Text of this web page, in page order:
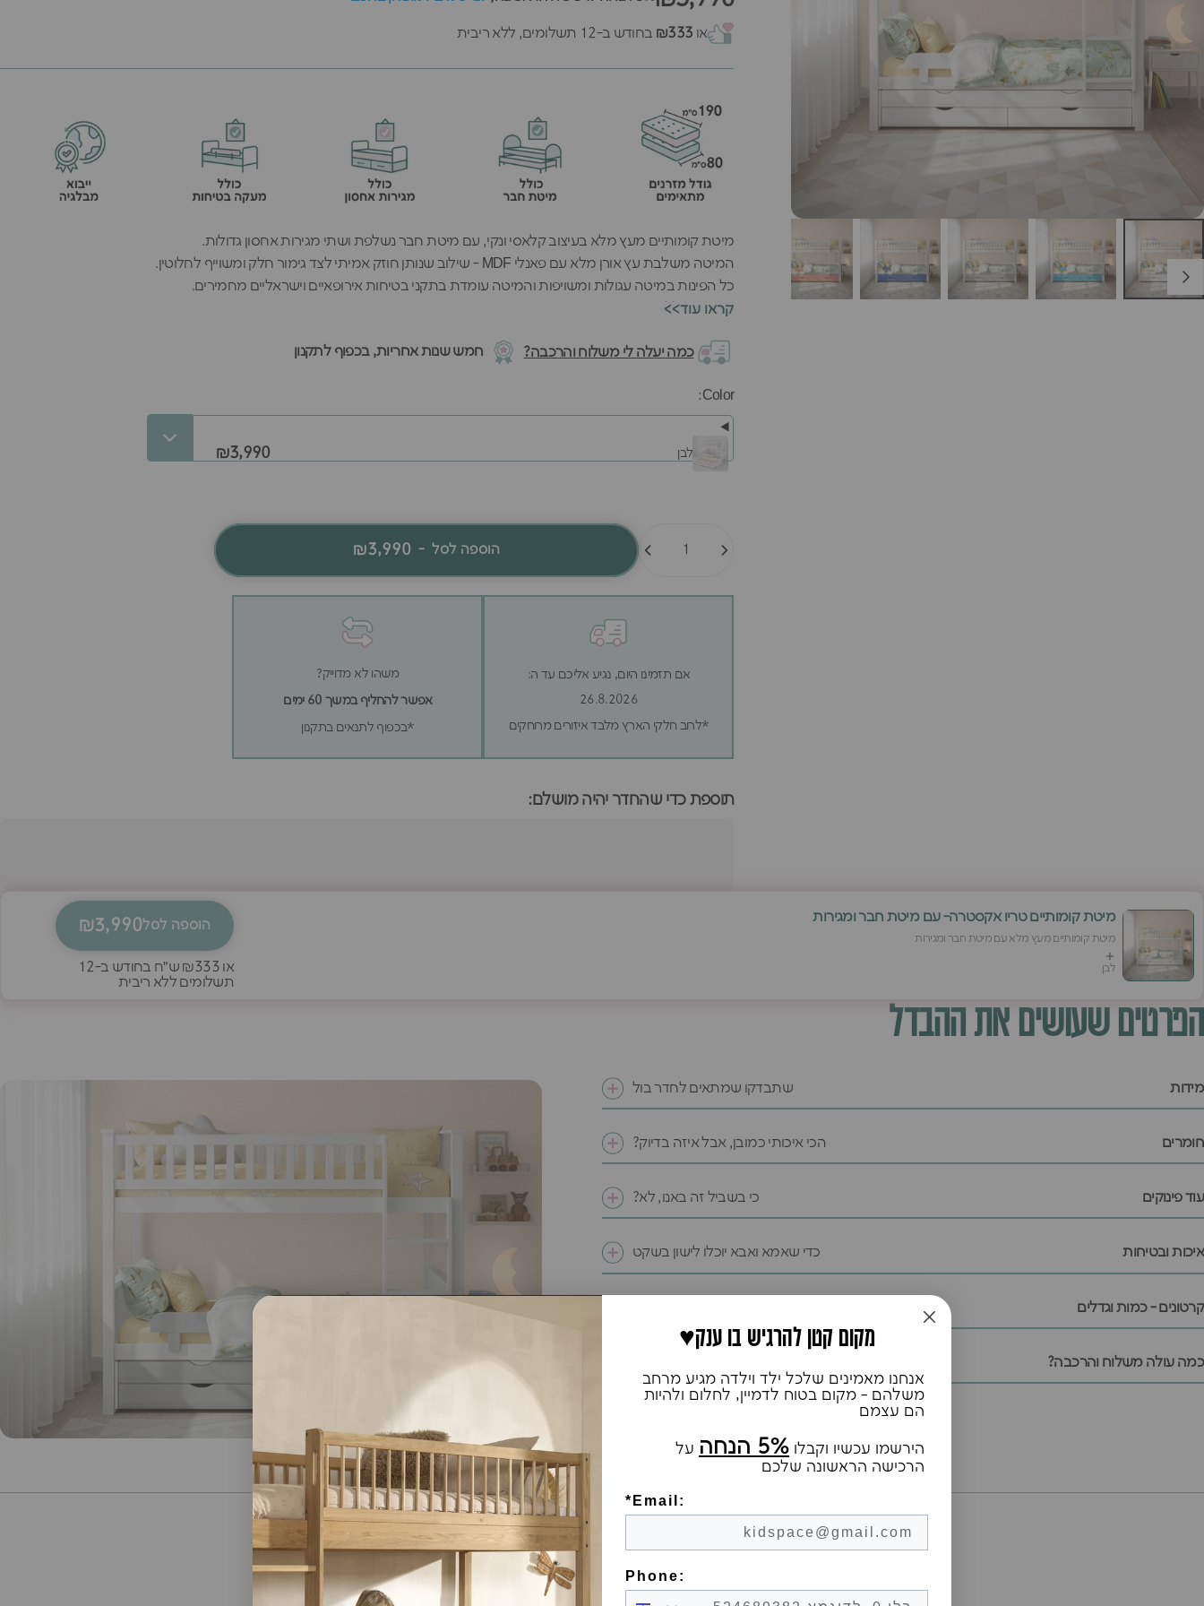
או ₪333 בחודש ב-12 תשלומים, ללא ריבית
מיטת קומותיים מעץ מלא בעיצוב קלאסי ונקי, עם מיטת חבר נשלפת ושתי מגירות אחסון גדולות.
המיטה משלבת עץ אורן מלא עם פאנלי MDF - שילוב שנותן חוזק אמיתי לצד גימור חלק ומשוייף לחלוטין.
כל הפינות במיטה עגולות ומשויפות והמיטה עומדת בתקני בטיחות אירופאיים וישראליים מחמירים.
המיטה כוללת:
המיטה זמינה ב-8 צבעים שונים לבחירתכם.
<<קראו עוד
כמה יעלה לי משלוח והרכבה? חמש שנות אחריות, בכפוף לתקנון
Color
Color:
לבן ₪3,990
הוספה לסל-
₪3,990
אם תזמינו היום, נגיע אליכם עד ה:
26.8.2026
*לרוב חלקי הארץ מלבד איזורים מרוחקים
משהו לא מדוייק?
אפשר להחליף במשך 60 ימים
*בכפוף לתנאים בתקנון
תוספת כדי שהחדר יהיה מושלם:
מיטת קומותיים טריו אקסטרה- עם מיטת חבר ומגירות
מיטת קומותיים מעץ מלא עם מיטת חבר ומגירות
לבן
הוספה לסל₪3,990
או₪333
ש״ח בחודש ב-12
תשלומים ללא ריבית
הפרטים שעושים את ההבדל
מידות שתבדקו שמתאים לחדר בול
חומרים הכי איכותי כמובן, אבל איזה בדיוק?
עוד פינוקים כי בשביל זה באנו, לא?
איכות ובטיחות כדי שאמא ואבא יוכלו לישון בשקט
קרטונים - כמות וגדלים
כמה עולה משלוח והרכבה?
♥️מקום קטן להרגיש בו ענק
אנחנו מאמינים שלכל ילד וילדה מגיע מרחב
משלהם - מקום בטוח לדמיין, לחלום ולהיות
הם עצמם
הירשמו עכשיו וקבלו 5% הנחה
על
הרכישה הראשונה שלכם
*Email:
Phone: